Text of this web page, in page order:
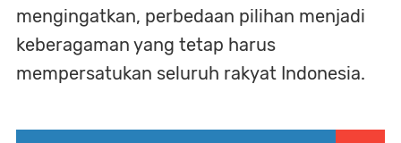
mengingatkan, perbedaan pilihan menjadi
keberagaman yang tetap harus
mempersatukan seluruh rakyat Indonesia.